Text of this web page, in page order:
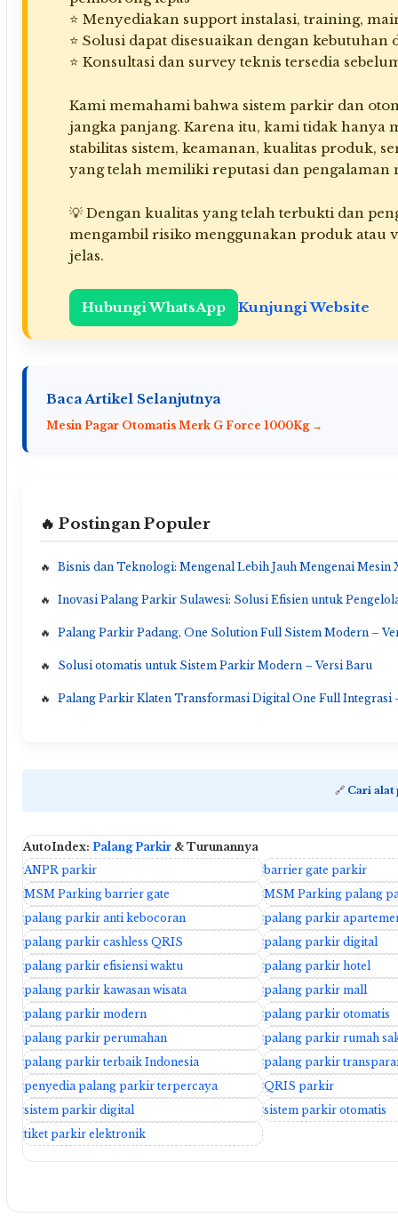
⭐ Menyediakan support instalasi, training,
⭐ Solusi dapat disesuaikan dengan
⭐ Konsultasi dan survey teknis tersedia
Kami memahami bahwa sistem parkir dan
jangka panjang. Karena itu, kami tidak hanya
stabilitas sistem, keamanan, kualitas produk,
yang telah memiliki reputasi dan pengalaman
💡 Dengan kualitas yang telah terbukti dan
mengambil risiko menggunakan produk atau
jelas.
Hubungi WhatsApp Kunjungi Website
Baca Artikel Selanjutnya
Mesin Pagar Otomatis Merk G Force 1000Kg →
🔥 Postingan Populer
Bisnis dan Teknologi: Mengenal Lebih Jauh Mengenai Mesin
Inovasi Palang Parkir Sulawesi: Solusi Efisien untuk
Palang Parkir Padang, One Solution Full Sistem Modern –
Solusi otomatis untuk Sistem Parkir Modern – Versi Baru
Palang Parkir Klaten Transformasi Digital One Full Integrasi
🔗 Cari
AutoIndex: Palang Parkir & Turunannya
ANPR parkir
barrier gate parkir
MSM Parking barrier gate
MSM Parking palang
palang parkir anti kebocoran
palang parkir
palang parkir cashless QRIS
palang parkir digital
palang parkir efisiensi waktu
palang parkir hotel
palang parkir kawasan wisata
palang parkir mall
palang parkir modern
palang parkir otomatis
palang parkir perumahan
palang parkir rumah
palang parkir terbaik Indonesia
palang parkir
penyedia palang parkir terpercaya
QRIS parkir
sistem parkir digital
sistem parkir otomatis
tiket parkir elektronik